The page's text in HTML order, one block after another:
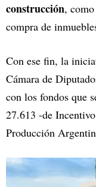
construcción,
compra de
Con ese fin, la
Cámara de
con los fondos que
27.613 -de
Producción